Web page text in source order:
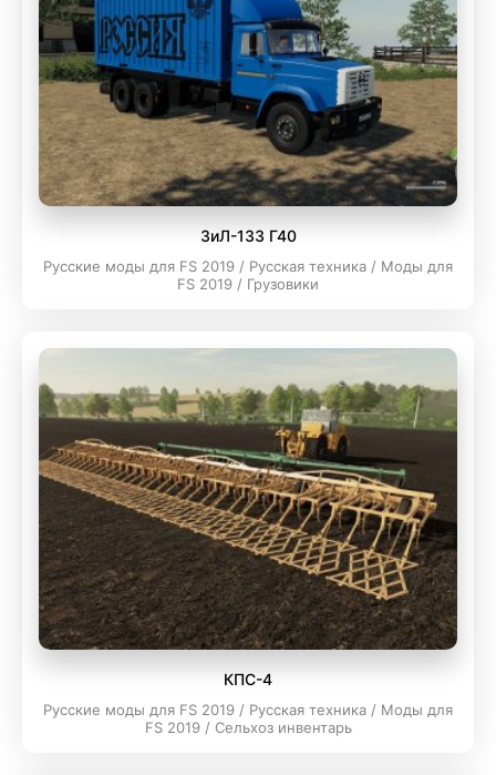
ЗиЛ-133 Г40
Русские моды для FS 2019 / Русская техника / Моды для
FS 2019 / Грузовики
КПC-4
Русские моды для FS 2019 / Русская техника / Моды для
FS 2019 / Сельхоз инвентарь